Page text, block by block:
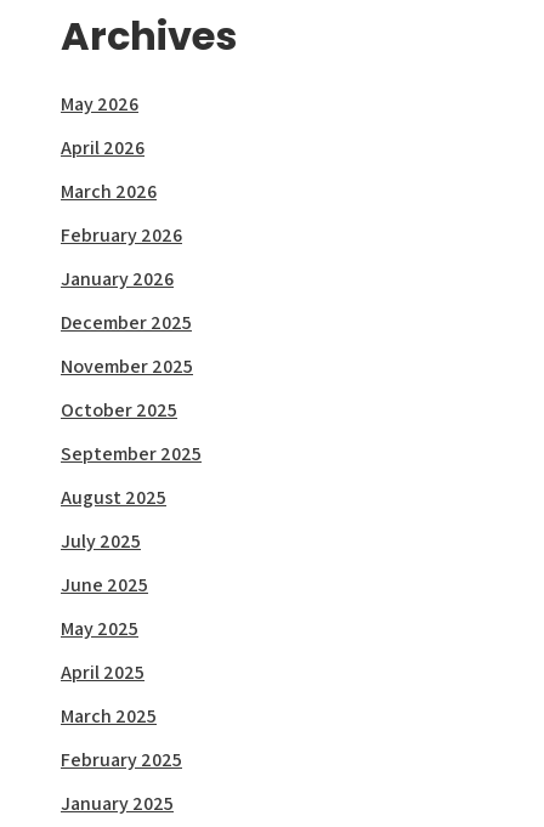
Archives
May 2026
April 2026
March 2026
February 2026
January 2026
December 2025
November 2025
October 2025
September 2025
August 2025
July 2025
June 2025
May 2025
April 2025
March 2025
February 2025
January 2025